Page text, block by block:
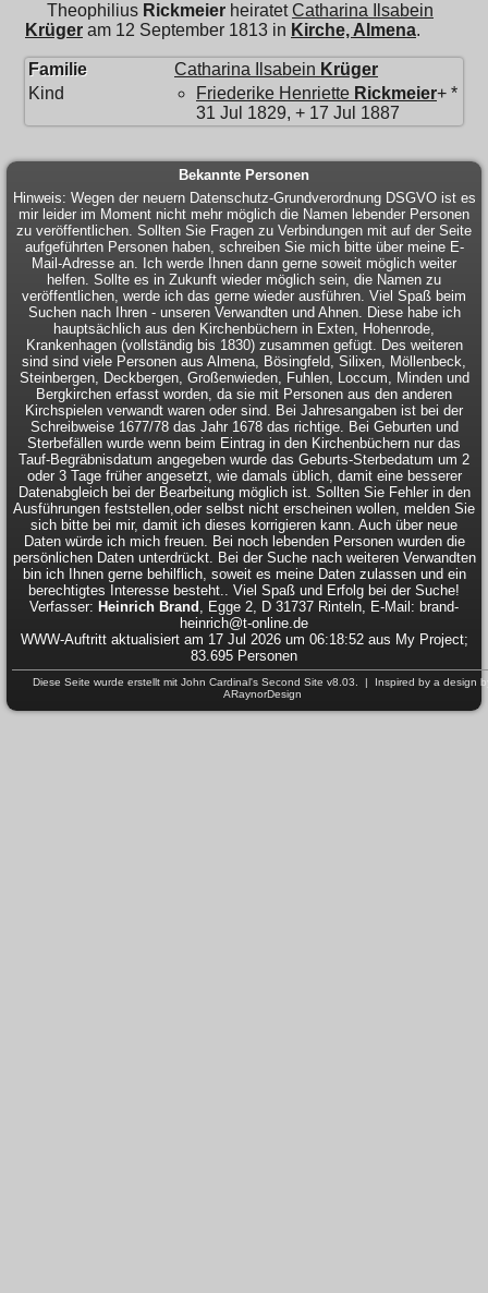
Theophilius Rickmeier heiratetCatharina Ilsabein
Krüger am 12 September 1813 in Kirche, Almena.
Familie Catharina Ilsabein Krüger
Kind
Friederike Henriette Rickmeier+ *
31 Jul 1829, + 17 Jul 1887
Bekannte Personen
Hinweis: Wegen der neuern Datenschutz-Grundverordnung DSGVO ist es
mir leider im Moment nicht mehr möglich die Namen lebender Personen
zu veröffentlichen. Sollten Sie Fragen zu Verbindungen mit auf der Seite
aufgeführten Personen haben, schreiben Sie mich bitte über meine E-
Mail-Adresse an. Ich werde Ihnen dann gerne soweit möglich weiter
helfen. Sollte es in Zukunft wieder möglich sein, die Namen zu
veröffentlichen, werde ich das gerne wieder ausführen. Viel Spaß beim
Suchen nach Ihren - unseren Verwandten und Ahnen. Diese habe ich
hauptsächlich aus den Kirchenbüchern in Exten, Hohenrode,
Krankenhagen (vollständig bis 1830) zusammen gefügt. Des weiteren
sind sind viele Personen aus Almena, Bösingfeld, Silixen, Möllenbeck,
Steinbergen, Deckbergen, Großenwieden, Fuhlen, Loccum, Minden und
Bergkirchen erfasst worden, da sie mit Personen aus den anderen
Kirchspielen verwandt waren oder sind. Bei Jahresangaben ist bei der
Schreibweise 1677/78 das Jahr 1678 das richtige. Bei Geburten und
Sterbefällen wurde wenn beim Eintrag in den Kirchenbüchern nur das
Tauf-Begräbnisdatum angegeben wurde das Geburts-Sterbedatum um 2
oder 3 Tage früher angesetzt, wie damals üblich, damit eine besserer
Datenabgleich bei der Bearbeitung möglich ist. Sollten Sie Fehler in den
Ausführungen feststellen,oder selbst nicht erscheinen wollen, melden Sie
sich bitte bei mir, damit ich dieses korrigieren kann. Auch über neue
Daten würde ich mich freuen. Bei noch lebenden Personen wurden die
persönlichen Daten unterdrückt. Bei der Suche nach weiteren Verwandten
bin ich Ihnen gerne behilflich, soweit es meine Daten zulassen und ein
berechtigtes Interesse besteht.. Viel Spaß und Erfolg bei der Suche!
Verfasser: Heinrich Brand , Egge 2, D 31737 Rinteln, E-Mail: brand-
heinrich@t-online.de
WWW-Auftritt aktualisiert am 17 Jul 2026 um 06:18:52 aus My Project;
83.695 Personen
Diese Seite wurde erstellt mit John Cardinal's Second Site v8.03. | Inspired by a design
ARaynorDesign